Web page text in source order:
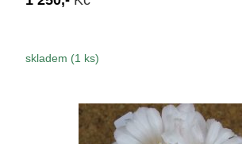
skladem (1 ks)